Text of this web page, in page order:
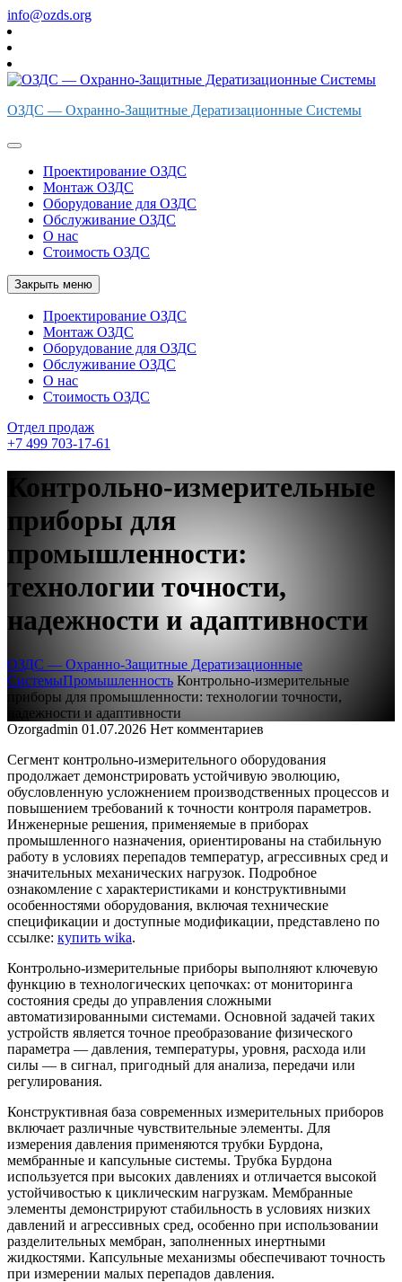
Перейти
к
содержимому
info@ozds.org
ОЗДС — Охранно-Защитные Дератизационные Системы
Проектирование ОЗДС
Монтаж ОЗДС
Оборудование для ОЗДС
Обслуживание ОЗДС
О нас
Стоимость ОЗДС
Закрыть меню
Проектирование ОЗДС
Монтаж ОЗДС
Оборудование для ОЗДС
Обслуживание ОЗДС
О нас
Стоимость ОЗДС
Отдел продаж
+7 499 703-17-61
Контрольно-измерительные
приборы для
промышленности:
технологии точности,
надежности и адаптивности
ОЗДС — Охранно-Защитные Дератизационные
СистемыПромышленность Контрольно-измерительные
приборы для промышленности: технологии точности,
надежности и адаптивности
Ozorgadmin 01.07.2026 Нет комментариев
Сегмент контрольно-измерительного оборудования
продолжает демонстрировать устойчивую эволюцию,
обусловленную усложнением производственных процессов и
повышением требований к точности контроля параметров.
Инженерные решения, применяемые в приборах
промышленного назначения, ориентированы на стабильную
работу в условиях перепадов температур, агрессивных сред и
значительных механических нагрузок. Подробное
ознакомление с характеристиками и конструктивными
особенностями оборудования, включая технические
спецификации и доступные модификации, представлено по
ссылке: купить wika.
Контрольно-измерительные приборы выполняют ключевую
функцию в технологических цепочках: от мониторинга
состояния среды до управления сложными
автоматизированными системами. Основной задачей таких
устройств является точное преобразование физического
параметра — давления, температуры, уровня, расхода или
силы — в сигнал, пригодный для анализа, передачи или
регулирования.
Конструктивная база современных измерительных приборов
включает различные чувствительные элементы. Для
измерения давления применяются трубки Бурдона,
мембранные и капсульные системы. Трубка Бурдона
используется при высоких давлениях и отличается высокой
устойчивостью к циклическим нагрузкам. Мембранные
элементы демонстрируют стабильность в условиях низких
давлений и агрессивных сред, особенно при использовании
разделительных мембран, заполненных инертными
жидкостями. Капсульные механизмы обеспечивают точность
при измерении малых перепадов давления.